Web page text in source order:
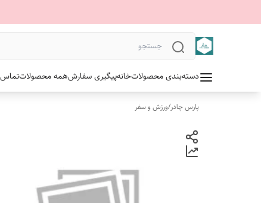
دسته‌بندی محصولاتخانهپیگیری سفارشهمه محصولاتتماس
پارس چادر/ورزش و سفر